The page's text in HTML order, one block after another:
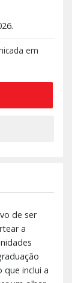
em
de ser
a
que inclui a